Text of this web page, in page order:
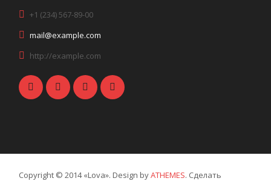
+1 (234) 567-89-00
mail@example.com
http://example.com
Copyright © 2014 «Lova». Design byATHEMES. Сделать